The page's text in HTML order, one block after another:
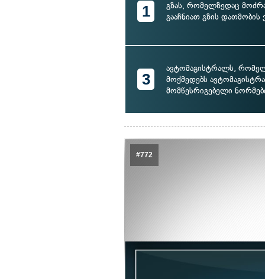
1
გზას, რომელზედაც
გააჩნიათ გზის
3
ავტომაგისტრალს,
მოქმედებს
მომწესრიგებელი
#772